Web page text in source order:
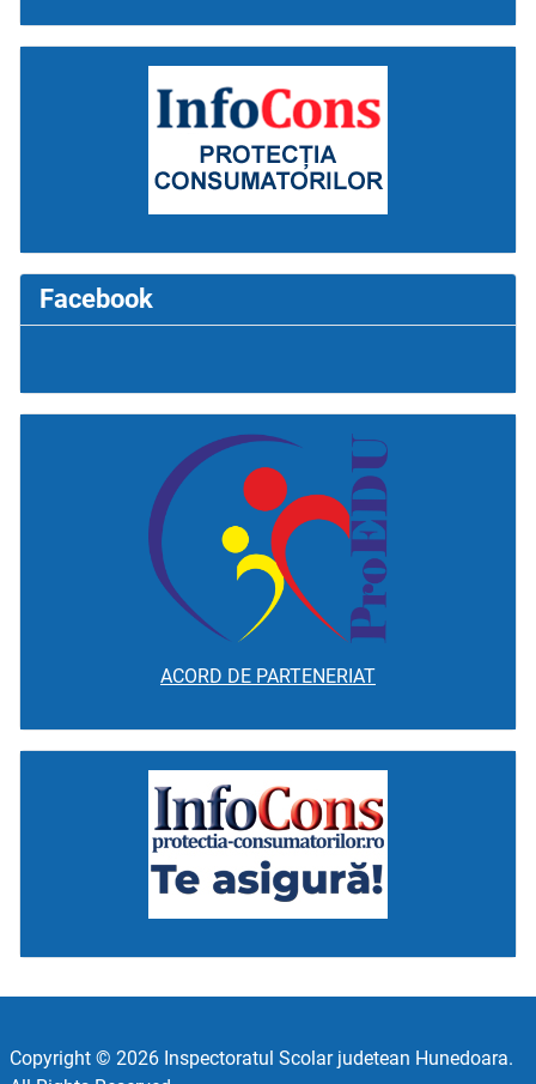
Facebook
ACORD DE PARTENERIAT
Copyright © 2026 Inspectoratul Scolar judetean Hunedoara.